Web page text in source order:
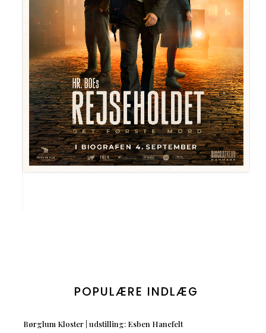
POPULÆRE INDLÆG
Børglum Kloster | udstilling: Esben Hanefelt